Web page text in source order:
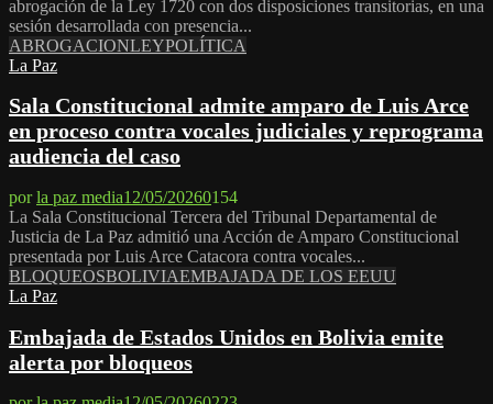
abrogación de la Ley 1720 con dos disposiciones transitorias, en una
sesión desarrollada con presencia...
ABROGACIONLEYPOLÍTICA
La Paz
Sala Constitucional admite amparo de Luis Arce
en proceso contra vocales judiciales y reprograma
audiencia del caso
porla paz media12/05/20260154
La Sala Constitucional Tercera del Tribunal Departamental de
Justicia de La Paz admitió una Acción de Amparo Constitucional
presentada por Luis Arce Catacora contra vocales...
BLOQUEOSBOLIVIAEMBAJADA DE LOS EEUU
La Paz
Embajada de Estados Unidos en Bolivia emite
alerta por bloqueos